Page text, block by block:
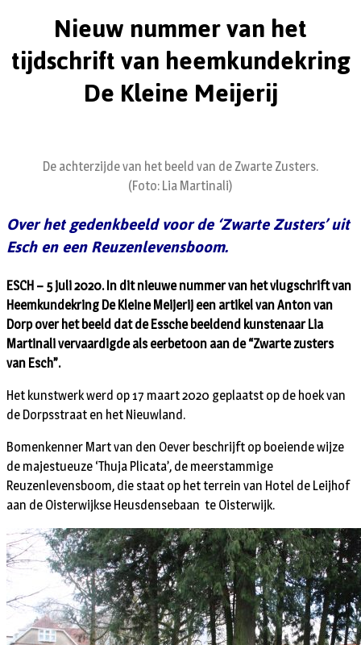
Nieuw nummer van het
tijdschrift van heemkundekring
De Kleine Meijerij
De achterzijde van het beeld van de Zwarte Zusters.
(Foto: Lia Martinali)
Over het gedenkbeeld voor de ‘Zwarte Zusters’ uit
Esch en een Reuzenlevensboom.
ESCH – 5 juli 2020. In dit nieuwe nummer van het vlugschrift van
Heemkundekring De Kleine Meijerij een artikel van Anton van
Dorp over het beeld dat de Essche beeldend kunstenaar Lia
Martinali vervaardigde als eerbetoon aan de “Zwarte zusters
van Esch”.
Het kunstwerk werd op 17 maart 2020 geplaatst op de hoek van
de Dorpsstraat en het Nieuwland.
Bomenkenner Mart van den Oever beschrijft op boeiende wijze
de majestueuze ‘Thuja Plicata’, de meerstammige
Reuzenlevensboom, die staat op het terrein van Hotel de Leijhof
aan de Oisterwijkse Heusdensebaan te Oisterwijk.